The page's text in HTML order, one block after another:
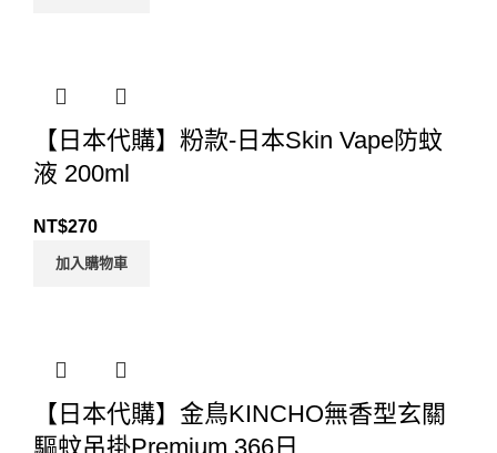
【日本代購】粉款-日本Skin Vape防蚊
液 200ml
NT$270
加入購物車
【日本代購】金鳥KINCHO無香型玄關
驅蚊吊掛Premium 366日